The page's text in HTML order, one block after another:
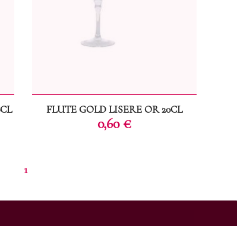
FLUTE GOLD LISERE OR 20CL
Prix
0,60 €
1